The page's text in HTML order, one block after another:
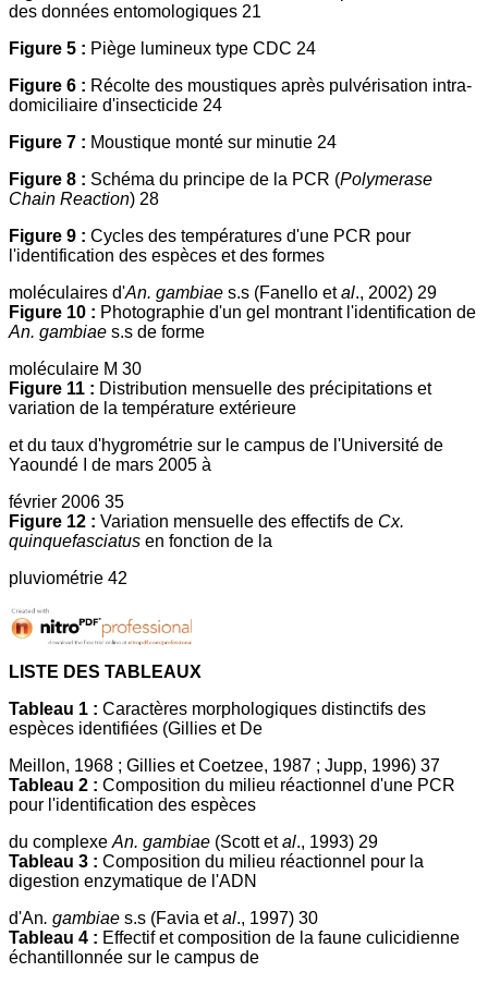
des données entomologiques 21
Figure 5 : Piège lumineux type CDC 24
Figure 6 : Récolte des moustiques après pulvérisation intra-
domiciliaire d'insecticide 24
Figure 7 : Moustique monté sur minutie 24
Figure 8 : Schéma du principe de la PCR (Polymerase
Chain Reaction) 28
Figure 9 : Cycles des températures d'une PCR pour
l'identification des espèces et des formes
moléculaires d'An. gambiae s.s (Fanello etal., 2002) 29
Figure 10 : Photographie d'un gel montrant l'identification de
An. gambiae s.s de forme
moléculaire M 30
Figure 11 : Distribution mensuelle des précipitations et
variation de la température extérieure
et du taux d'hygrométrie sur le campus de l'Université de
Yaoundé I de mars 2005 à
février 2006 35
Figure 12 : Variation mensuelle des effectifs de Cx.
quinquefasciatus en fonction de la
pluviométrie 42
LISTE DES TABLEAUX
Tableau 1 : Caractères morphologiques distinctifs des
espèces identifiées (Gillies et De
Meillon, 1968 ; Gillies et Coetzee, 1987 ; Jupp, 1996) 37
Tableau 2 : Composition du milieu réactionnel d'une PCR
pour l'identification des espèces
du complexe An. gambiae (Scott etal., 1993) 29
Tableau 3 : Composition du milieu réactionnel pour la
digestion enzymatique de l'ADN
d'An. gambiae s.s (Favia etal., 1997) 30
Tableau 4 : Effectif et composition de la faune culicidienne
échantillonnée sur le campus de